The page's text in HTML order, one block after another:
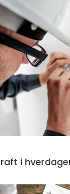
kraft i